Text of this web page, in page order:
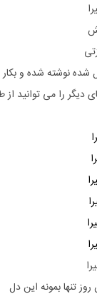
شده نوشته شده و
دیگر را می توانید
روز تنها بمونه این دل